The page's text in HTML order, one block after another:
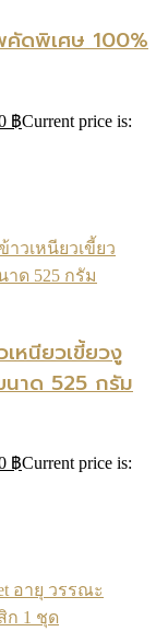
คัดพิเศษ 100%
฿Current price is:
หนียวเขี้ยวงู
าด 525 กรัม
฿Current price is: